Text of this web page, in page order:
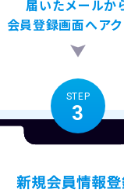
届いたメールか
会員登録画面へア
STEP
3